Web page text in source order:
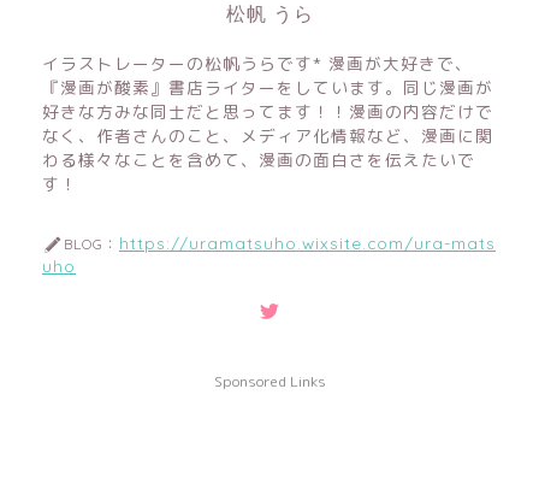
松帆 うら
イラストレーターの松帆うらです* 漫画が大好きで、
『漫画が酸素』書店ライターをしています。同じ漫画が
好きな方みな同士だと思ってます！！漫画の内容だけで
なく、作者さんのこと、メディア化情報など、漫画に関
わる様々なことを含めて、漫画の面白さを伝えたいで
す！
BLOG： https://uramatsuho.wixsite.com/ura-mats
uho
Sponsored Links